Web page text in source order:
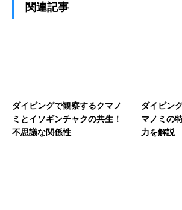
関連記事
ダイビングで観察するクマノ
ミとイソギンチャクの共生！
不思議な関係性
ダイビン
マノミの
力を解説